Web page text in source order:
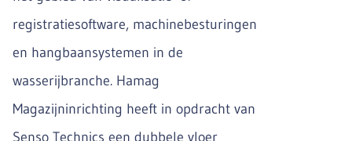
registratiesoftware, machinebesturingen
en hangbaansystemen in de
wasserijbranche. Hamag
Magazijninrichting heeft in opdracht van
Senso Technics een dubbele vloer